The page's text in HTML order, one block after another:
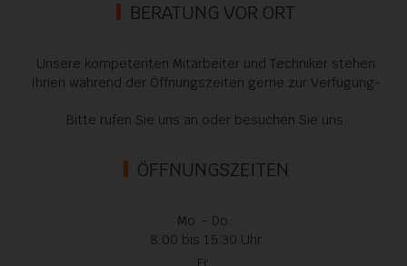
BERATUNG VOR ORT
Unsere kompetenten Mitarbeiter und Techniker stehen
Ihnen während der Öffnungszeiten gerne zur Verfügung-
Bitte rufen Sie uns an oder besuchen Sie uns.
ÖFFNUNGSZEITEN
Mo. - Do.:
8:00 bis 15:30 Uhr